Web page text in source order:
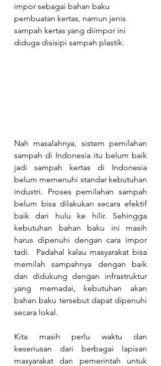
impor sebagai bahan baku
pembuatan kertas, namun jenis
sampah kertas yang diimpor ini
diduga disisipi sampah plastik.
Nah masalahnya, sistem pemilahan
sampah di Indonesia itu belum baik
jadi sampah kertas di Indonesia
belum memenuhi standar kebutuhan
industri. Proses pemilahan sampah
belum bisa dilakukan secara efektif
baik dari hulu ke hilir. Sehingga
kebutuhan bahan baku ini masih
harus dipenuhi dengan cara impor
tadi.  Padahal kalau masyarakat bisa
memilah sampahnya dengan baik
dan didukung dengan infrastruktur
yang memadai, kebutuhan akan
bahan baku tersebut dapat dipenuhi
secara lokal.
Kita masih perlu waktu dan
keseriusan dari berbagai lapisan
masyarakat dan pemerintah untuk